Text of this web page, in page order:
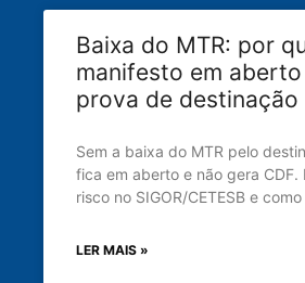
Baixa do MTR: por
manifesto em
prova de
Sem a baixa do MTR pelo
fica em aberto e não gera CDF.
risco no SIGOR/CETESB e
LER MAIS »